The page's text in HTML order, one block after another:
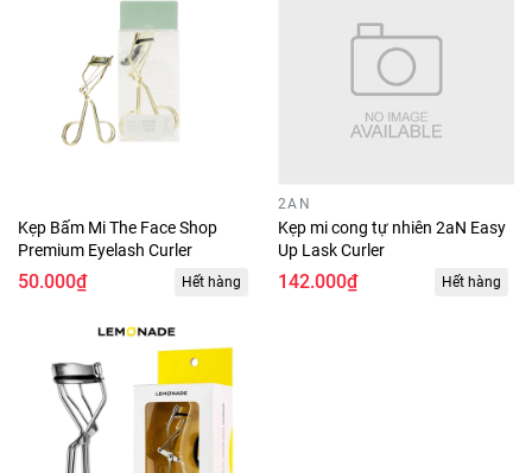
Kẹp Bấm Mi The Face Shop
Premium Eyelash Curler
50.000₫ Hết hàng
2AN
Kẹp mi cong tự nhiên 2aN Easy
Up Lask Curler
142.000₫ Hết hàng